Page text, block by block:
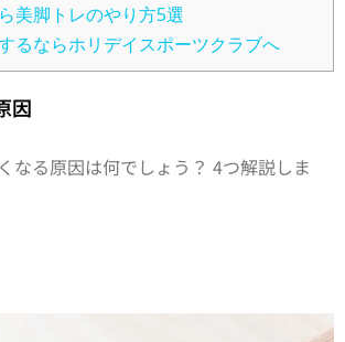
美脚トレのやり方5選
るならホリデイスポーツクラブへ
因
なる原因は何でしょう？ 4つ解説しま